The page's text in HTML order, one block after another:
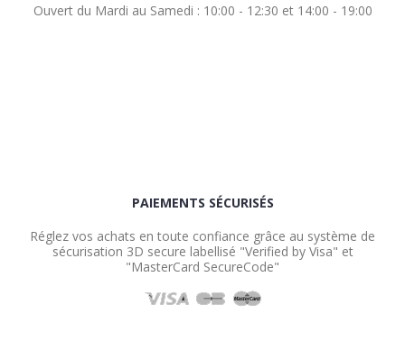
Ouvert du Mardi au Samedi : 10:00 - 12:30 et 14:00 - 19:00
PAIEMENTS SÉCURISÉS
Réglez vos achats en toute confiance grâce au système de
sécurisation 3D secure labellisé "Verified by Visa" et
"MasterCard SecureCode"